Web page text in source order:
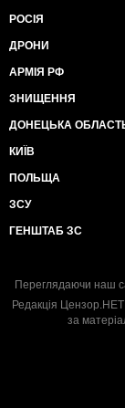
РОСІЯ
ДРОНИ
АРМІЯ РФ
ЗНИЩЕННЯ
ДОНЕЦЬКА
КИЇВ
ПОЛЬЩА
ЗСУ
ГЕНШТАБ ЗС
Переглядаючи наш
Редакція Цензор.НЕТ
за